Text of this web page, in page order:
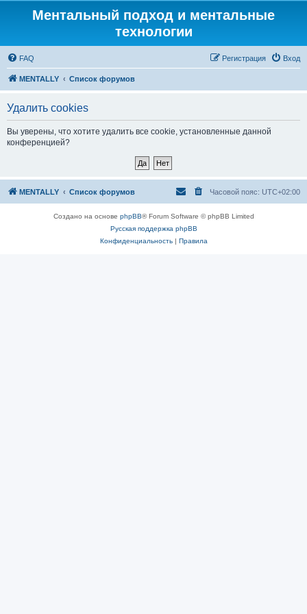
Ментальный подход и ментальные
технологии
FAQ Вход
Регистрация
MENTALLY Список форумов
Удалить cookies
Вы уверены, что хотите удалить все cookie, установленные данной
конференцией?
MENTALLY Список форумов Часовой пояс: UTC+02:00
Создано на основе phpBB® Forum Software © phpBB Limited
Русская поддержка phpBB
Конфиденциальность| Правила